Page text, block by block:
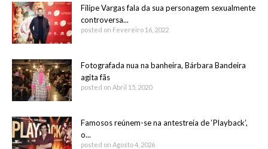
Filipe Vargas fala da sua personagem sexualmente
controversa...
posted on Fevereiro 16, 2022
Fotografada nua na banheira, Bárbara Bandeira
agita fãs
posted on Abril 15, 2020
Famosos reúnem-se na antestreia de ‘Playback’,
o...
posted on Agosto 4, 2026